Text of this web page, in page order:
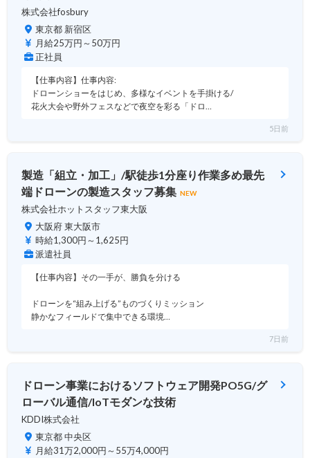
株式会社fosbury
東京都 新宿区
月給25万円～50万円
正社員
【仕事内容】仕事内容:
ドローンショーをはじめ、多様なイベントを手掛ける/
花火大会や野外フェスなどで夜空を彩る「ドロ…
5日前
製造「組立・加工」/駅徒歩1分座り作業多め最先
端ドローンの製造スタッフ募集 NEW
株式会社ホットスタッフ東大阪
大阪府 東大阪市
時給1,300円～1,625円
派遣社員
【仕事内容】その一手が、勝負を分ける
ドローンを“組み上げる”ものづくりミッション
静かなフィールドで集中できる環境…
7日前
ドローン事業におけるソフトウェア開発PO5G/グ
ローバル通信/IoTモダンな技術
KDDI株式会社
東京都 中央区
月給31万2,000円～55万4,000円